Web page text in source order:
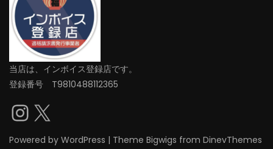
当店は、インボイス登録店です。
登録番号 T9810488112365
Instagram
X
Powered by WordPress | Theme Bigwigs from DinevThemes